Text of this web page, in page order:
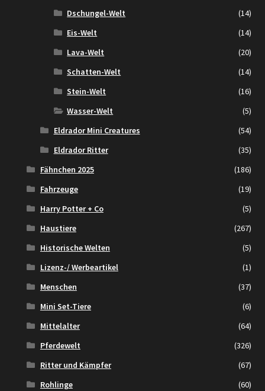
Dschungel-Welt
(14)
Eis-Welt
(14)
Lava-Welt
(20)
Schatten-Welt
(14)
Stein-Welt
(16)
Wasser-Welt
(5)
Eldrador Mini Creatures
(54)
Eldrador Ritter
(35)
Fähnchen 2025
(186)
Fahrzeuge
(19)
Harry Potter + Co
(5)
Haustiere
(267)
Historische Welten
(5)
Lizenz-/ Werbeartikel
(1)
Menschen
(37)
Mini Set-Tiere
(6)
Mittelalter
(64)
Pferdewelt
(326)
Ritter und Kämpfer
(67)
Rohlinge
(60)